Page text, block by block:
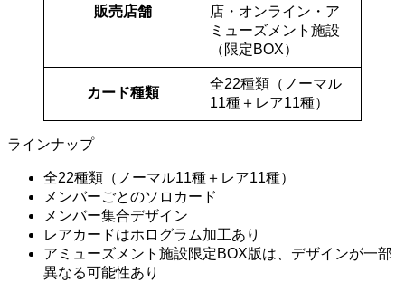
販売店舗
店・オンライン・ア
ミューズメント施設
（限定BOX）
カード種類
全22種類（ノーマル
11種＋レア11種）
ラインナップ
全22種類（ノーマル11種＋レア11種）
メンバーごとのソロカード
メンバー集合デザイン
レアカードはホログラム加工あり
アミューズメント施設限定BOX版は、デザインが一部
異なる可能性あり